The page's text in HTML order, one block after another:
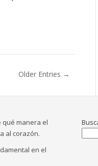
Older Entries →
qué manera el
al corazón.
en el